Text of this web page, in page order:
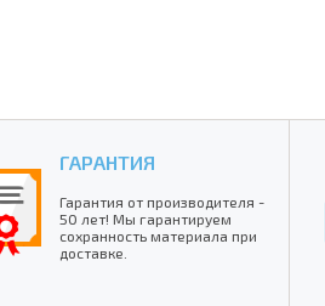
ГАРАНТИЯ
Гарантия от производителя -
50 лет! Мы гарантируем
сохранность материала при
доставке.